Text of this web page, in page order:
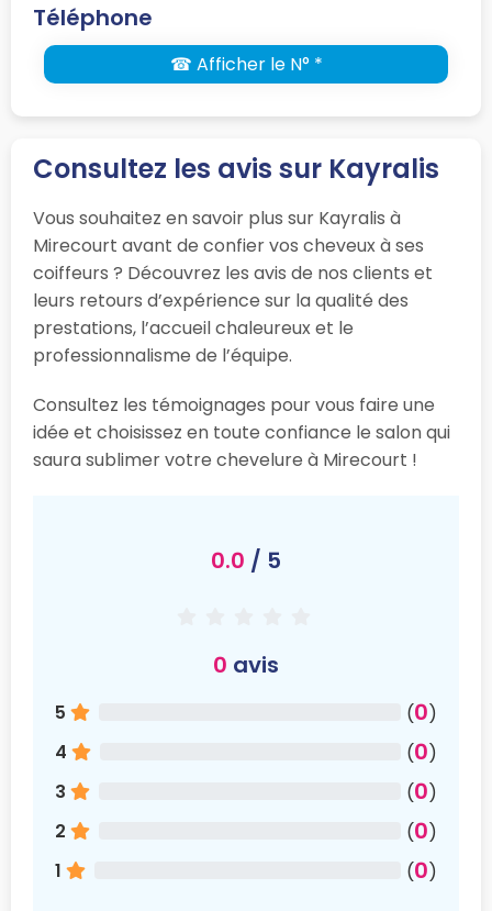
Téléphone
☎ Afficher le N° *
Consultez les avis sur Kayralis
Vous souhaitez en savoir plus sur Kayralis à
Mirecourt avant de confier vos cheveux à ses
coiffeurs ? Découvrez les avis de nos clients et
leurs retours d’expérience sur la qualité des
prestations, l’accueil chaleureux et le
professionnalisme de l’équipe.
Consultez les témoignages pour vous faire une
idée et choisissez en toute confiance le salon qui
saura sublimer votre chevelure à Mirecourt !
0.0 / 5
0 avis
5 (0)
4
(0)
3
(0)
2
(0)
1
(0)